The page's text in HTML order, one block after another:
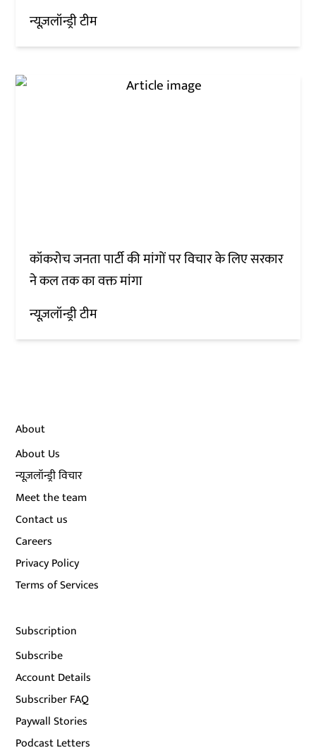
न्यूज़लॉन्ड्री टीम
कॉकरोच जनता पार्टी की मांगों पर विचार के लिए सरकार
ने कल तक का वक्त मांगा
न्यूज़लॉन्ड्री टीम
About
About Us
न्यूज़लॉन्ड्री विचार
Meet the team
Contact us
Careers
Privacy Policy
Terms of Services
Subscription
Subscribe
Account Details
Subscriber FAQ
Paywall Stories
Podcast Letters